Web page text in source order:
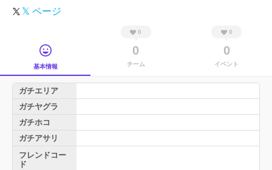
𝕏 ページ
基本情報
0
0
チーム
0
0
イベント
ガチエリア
ガチヤグラ
ガチホコ
ガチアサリ
フレンドコー
ド